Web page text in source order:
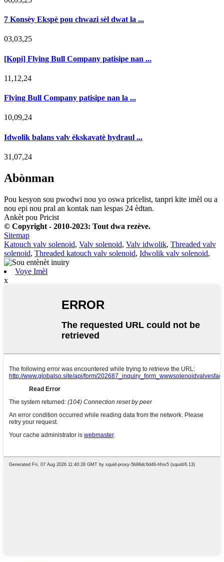
7 Konsèy Ekspè pou chwazi sèl dwat la ...
03,03,25
[Kopi] Flying Bull Company patisipe nan ...
11,12,24
Flying Bull Company patisipe nan la ...
10,09,24
Idwolik balans valv èkskavatè hydraul ...
31,07,24
Abònman
Pou kesyon sou pwodwi nou yo oswa pricelist, tanpri kite imèl ou a
nou epi nou pral an kontak nan lespas 24 èdtan.
Ankèt pou Pricist
© Copyright - 2010-2023: Tout dwa rezève.
Sitemap
Katouch valv solenoid, Valv solenoid, Valv idwolik, Threaded valv
solenoid, Threaded katouch valv solenoid, Idwolik valv solenoid,
Voye Imèl
x